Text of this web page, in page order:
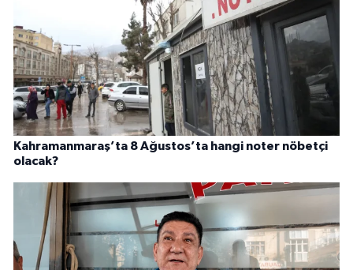
Kahramanmaraş’ta 8 Ağustos’ta hangi noter nöbetçi
olacak?